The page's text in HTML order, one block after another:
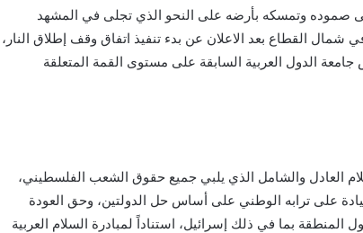
صموده وتمسكه بأرضه على النحو الذي تجلى في المشهد
القطاع بعد الاعلان عن بدء تنفيذ اتفاق وقف إطلاق النار،
الدول العربية السابقة على مستوى القمة المتعلقة
العادل والشامل الذي يلبي جميع حقوق الشعب الفلسطيني،
على ترابه الوطني على أساس حل الدولتين، وحق العودة
بما في ذلك إسرائيل، استناداً لمبادرة السلام العربية